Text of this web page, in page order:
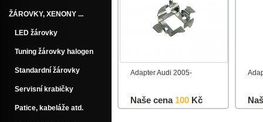
Adapter Audi 2005-
Naše cena100 Kč
ŽÁROVKY, XENONY ...
LED žárovky
Tuning žárovky halogen
Standardní žárovky
Servisní krabičky
Patice, kabeláže atd.